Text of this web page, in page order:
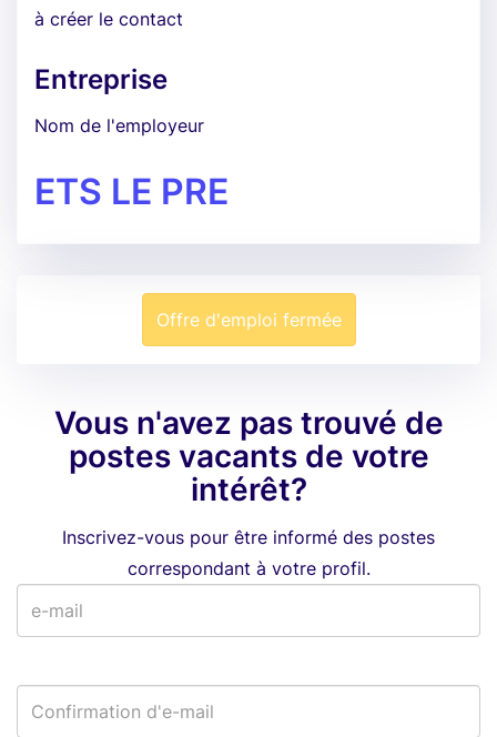
à créer le contact
Entreprise
Nom de l'employeur
ETS LE PRE
Offre d'emploi fermée
Vous n'avez pas trouvé de
postes vacants de votre
intérêt?
Inscrivez-vous pour être informé des postes
correspondant à votre profil.